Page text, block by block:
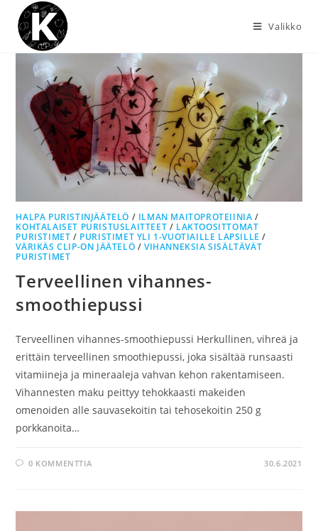
Valikko
HALPA PURISTINJÄÄTELÖ / ILMAN MAITOPROTEIINIA /
KOHTALAISET PURISTUSLAITTEET / LAKTOOSITTOMAT
PURISTIMET / PURISTIMET YLI 1-VUOTIAILLE LAPSILLE /
VÄRIKÄS CLIP-ON JÄÄTELÖ /VIHANNEKSIA SISÄLTÄVÄT
PURISTIMET
Terveellinen vihannes-
smoothiepussi
Terveellinen vihannes-smoothiepussi Herkullinen, vihreä ja
erittäin terveellinen smoothiepussi, joka sisältää runsaasti
vitamiineja ja mineraaleja vahvan kehon rakentamiseen.
Vihannesten maku peittyy tehokkaasti makeiden
omenoiden alle sauvasekoitin tai tehosekoitin 250 g
porkkanoita…
0 KOMMENTTIA 30.6.2021